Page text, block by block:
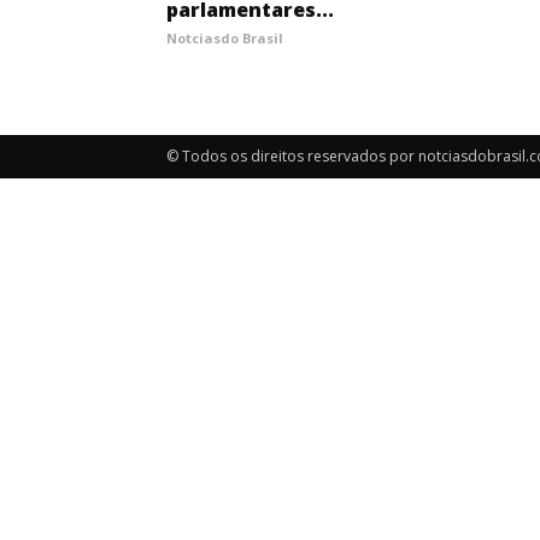
parlamentares...
Notciasdo Brasil
© Todos os direitos reservados por